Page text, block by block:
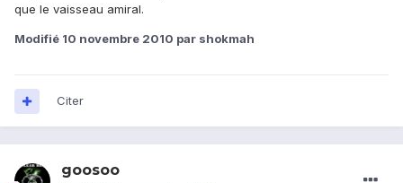
que le vaisseau amiral.
Modifié 10 novembre 2010 par shokmah
Citer
goosoo